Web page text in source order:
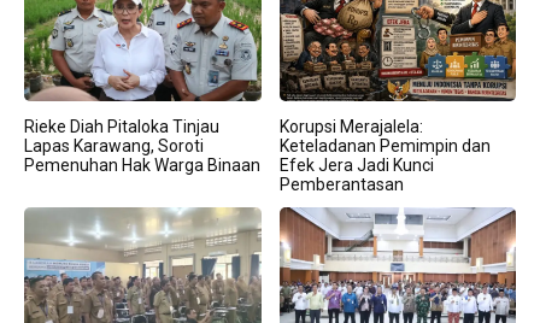
Rieke Diah Pitaloka Tinjau
Lapas Karawang, Soroti
Pemenuhan Hak Warga Binaan
Korupsi Merajalela:
Keteladanan Pemimpin dan
Efek Jera Jadi Kunci
Pemberantasan